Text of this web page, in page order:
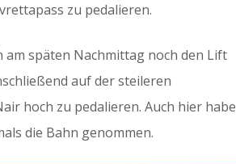
zu pedalieren.
späten Nachmittag noch den Lift
auf der steileren
hoch zu pedalieren. Auch hier habe
die Bahn genommen.